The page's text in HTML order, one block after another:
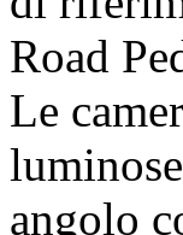
Road
Le
angolo